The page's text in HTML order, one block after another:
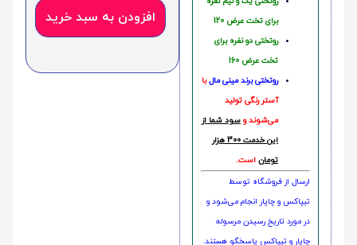
برای تخت عرض 120
روتختی دو نفره برای
تخت عرض 160
روتختی‌ برند مینی مالبا
آستر رنگی تولید
می‌شوند و سود شما از
این خدمت 300 هزار
تومان است.
ارسال از فروشگاه توسط
تیپاکس و چاپار انجام می‌شود و
در مورد تاریخ رسیدن مرسوله
چاپار و تیپاکس پاسخگو هستند.
افزودن به سبد خرید